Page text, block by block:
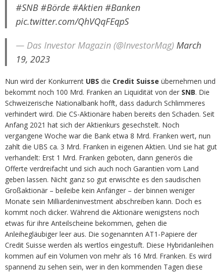
#SNB #Börde #Aktien #Banken
pic.twitter.com/QhVQqFEqpS
— Das Investor Magazin (@InvestorMag) March
19, 2023
Nun wird der Konkurrent UBS die Credit Suisse übernehmen und
bekommt noch 100 Mrd. Franken an Liquidität von der SNB. Die
Schweizerische Nationalbank hofft, dass dadurch Schlimmeres
verhindert wird. Die CS-Aktionäre haben bereits den Schaden. Seit
Anfang 2021 hat sich der Aktienkurs gesechstelt. Noch
vergangene Woche war die Bank etwa 8 Mrd. Franken wert, nun
zahlt die UBS ca. 3 Mrd. Franken in eigenen Aktien. Und sie hat gut
verhandelt: Erst 1 Mrd. Franken geboten, dann generös die
Offerte verdreifacht und sich auch noch Garantien vom Land
geben lassen. Nicht ganz so gut erwischte es den saudischen
Großaktionär – beileibe kein Anfänger – der binnen weniger
Monate sein Milliardeninvestment abschreiben kann. Doch es
kommt noch dicker. Während die Aktionäre wenigstens noch
etwas für ihre Anteilscheine bekommen, gehen die
Anleihegläubiger leer aus. Die sogenannten AT1-Papiere der
Credit Suisse werden als wertlos eingestuft. Diese Hybridanleihen
kommen auf ein Volumen von mehr als 16 Mrd. Franken. Es wird
spannend zu sehen sein, wer in den kommenden Tagen diese